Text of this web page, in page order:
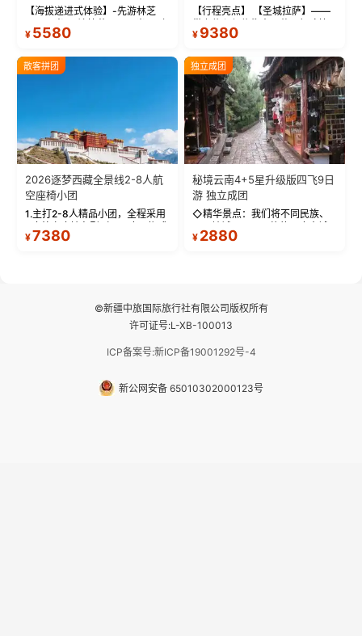
【海拔递进式体验】-先游林芝
(2900米)再访拉萨(3650米)，亲
测 99%游客零高反 。 【贴心保
反根本不是事儿 ！ 【无人机航
拍】-雪山/圣湖/...
¥ 5580
【行程亮点】 【圣城拉萨】——
带上信心与信仰去西藏，行吟拉
萨，感受这座城与生俱来的与众
城堡寺院于一体的宏伟建筑，是
西藏最完整的古代...
¥ 9380
散客拼团
2026逐梦西藏全景线2-8人航
空座椅小团
1.主打2-8人精品小团，全程采用
座舱），提供VIP级别的舒适出行
¥7380
独立成团
秘境云南4+5星升级版四飞9日
游 独立成团
◇精华景点：我们将不同民族、
—【大理古城、丽江古城、香格
¥ 2880
©新疆中旅国际旅行社有限公司版权所有
许可证号:L-XB-100013
ICP备案号:新ICP备19001292号-4
新公网安备 65010302000123号